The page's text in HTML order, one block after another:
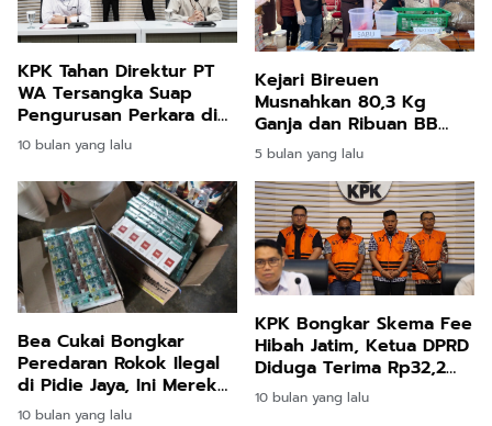
KPK Tahan Direktur PT
WA Tersangka Suap
Pengurusan Perkara di
MA
10 bulan yang lalu
Kejari Bireuen
Musnahkan 80,3 Kg
Ganja dan Ribuan BB
Sitaan Tindak Pidana
Umum
5 bulan yang lalu
Bea Cukai Bongkar
Peredaran Rokok Ilegal
di Pidie Jaya, Ini Merek
yang Diamankan
10 bulan yang lalu
KPK Bongkar Skema Fee
Hibah Jatim, Ketua DPRD
Diduga Terima Rp32,2
Miliar!
10 bulan yang lalu